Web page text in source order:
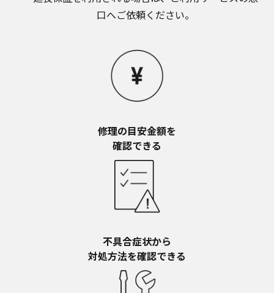
お近くの当社商品の取扱店、または当社サービス
会社に直接お問い合わせください。
本ウェブサイトのサービスの利用、または利用できな
かったことにより万一損害（データの破損・業務の中
断・営業情報の損失などによる損害を含む）が生じ、
たとえそのような損害の発生や第三者からの賠償請求
の可能性があることについてあらかじめ知らされた場
本ウェブサイトのサービスの中止、変更など
容や条件を変更する場合があります。あらかじめご了
取扱説明書は、商品をご購入いただいたお客様のため
明書について、ご購入のお客様以外からのお問い合わ
せにはお応えできない場合がありますことを、ご了承
口へご依頼ください。
修理の目安金額を​
確認できる
不具合症状から​
対処方法を確認できる